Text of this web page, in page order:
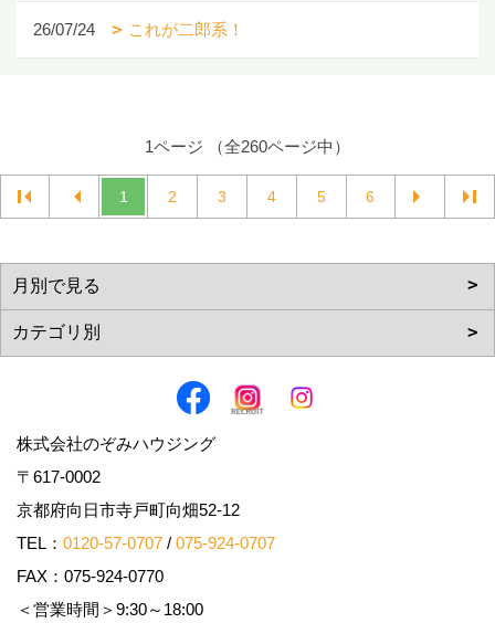
26/07/24 これが二郎系！
1ページ （全260ページ中）
1 2 3 4 5 6
株式会社のぞみハウジング
〒617-0002
京都府向日市寺戸町向畑52-12
TEL： 0120-57-0707 / 075-924-0707
FAX：075-924-0770
＜営業時間＞9:30～18:00